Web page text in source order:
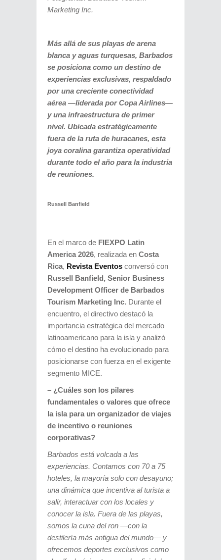
Marketing Inc.
Más allá de sus playas de arena
blanca y aguas turquesas, Barbados
se posiciona como un destino de
experiencias exclusivas, respaldado
por una creciente conectividad
aérea —liderada por Copa Airlines—
y una infraestructura de primer
nivel. Ubicada estratégicamente
fuera de la ruta de huracanes, esta
joya coralina garantiza operatividad
durante todo el año para la industria
de reuniones.
Russell Banfield
En el marco de FIEXPO Latin
America 2026, realizada en Costa
Rica, Revista Eventos conversó con
Russell Banfield, Senior Business
Development Officer de Barbados
Tourism Marketing Inc. Durante el
encuentro, el directivo destacó la
importancia estratégica del mercado
latinoamericano para la isla y analizó
cómo el destino ha evolucionado para
posicionarse con fuerza en el exigente
segmento MICE.
– ¿Cuáles son los pilares
fundamentales o valores que ofrece
la isla para un organizador de viajes
de incentivo o reuniones
corporativas?
Barbados está volcada a las
experiencias. Contamos con 70 a 75
hoteles, la mayoría solo con desayuno;
una dinámica que incentiva al turista a
salir, interactuar con los locales y
conocer la isla. Fuera de las playas,
somos la cuna del ron —con la
destilería más antigua del mundo— y
ofrecemos deportes exclusivos como